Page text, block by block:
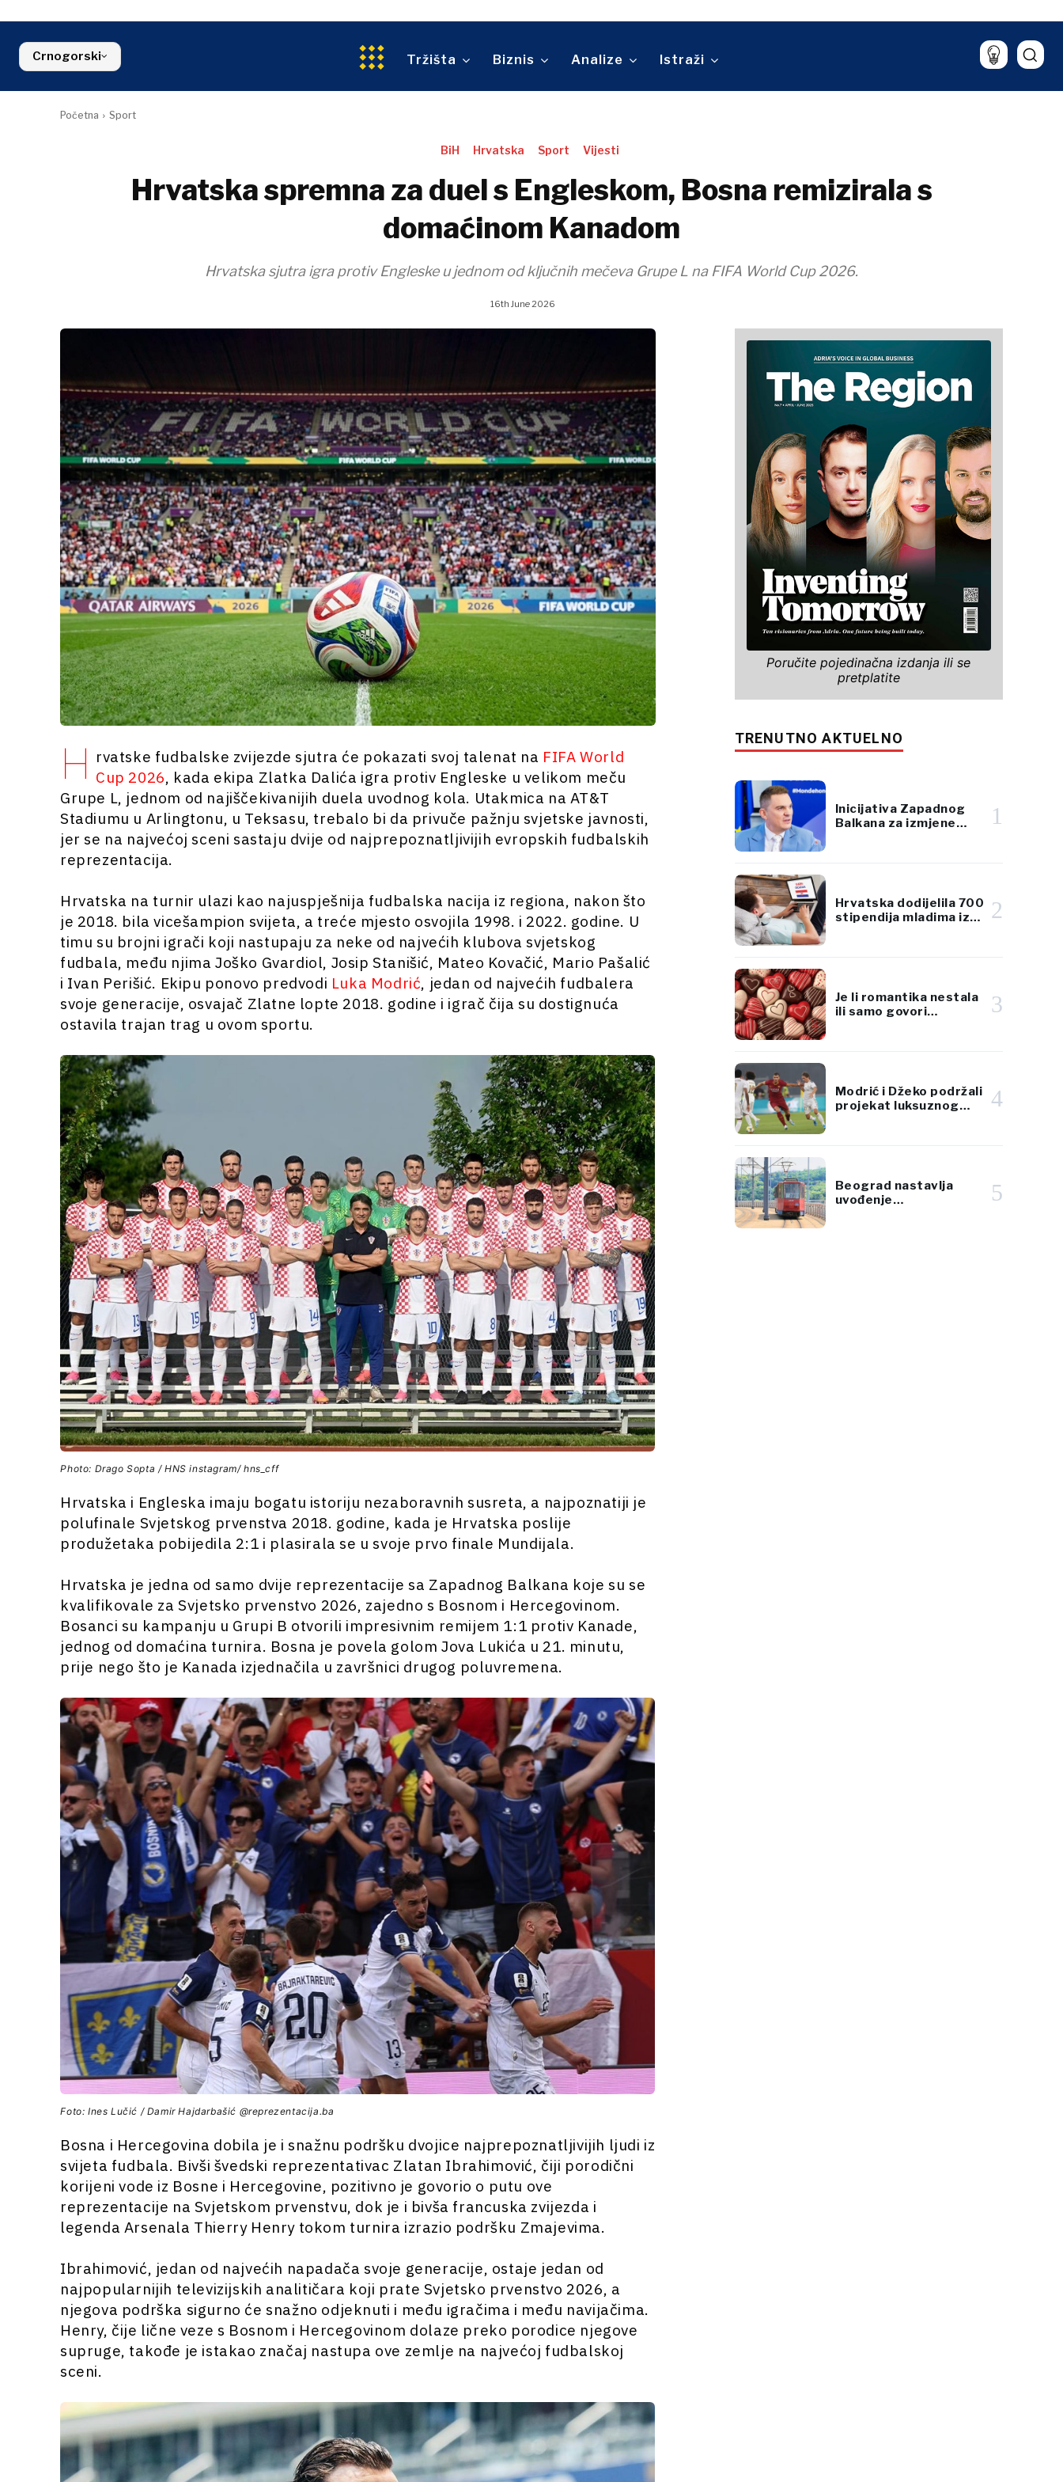
Kosovo*
Crna Gora
Sjeverna Makedonija
Industrijalci
Građevinarstvo
Održivost
Telekomunikacije
Svet
Sport
O nama Kontakt
Oglašavanje
Slovenija
sredina
Trgovina
O nama Kontakt Oglašavanje Pretplata
Crnogorski Tržišta Biznis Analize Istraži
Početna Sport
BiH Hrvatska Sport Vijesti
Hrvatska spremna za duel s Engleskom, Bosna remizirala s
domaćinom Kanadom
Hrvatska sjutra igra protiv Engleske u jednom od ključnih mečeva Grupe L na FIFA World Cup 2026.
16th June 2026
H rvatske fudbalske zvijezde sjutra će pokazati svoj talenat na FIFA World
Cup 2026, kada ekipa Zlatka Dalića igra protiv Engleske u velikom meču
Grupe L, jednom od najiščekivanijih duela uvodnog kola. Utakmica na AT&T
Stadiumu u Arlingtonu, u Teksasu, trebalo bi da privuče pažnju svjetske javnosti,
jer se na najvećoj sceni sastaju dvije od najprepoznatljivijih evropskih fudbalskih
reprezentacija.
Hrvatska na turnir ulazi kao najuspješnija fudbalska nacija iz regiona, nakon što
je 2018. bila vicešampion svijeta, a treće mjesto osvojila 1998. i 2022. godine. U
timu su brojni igrači koji nastupaju za neke od najvećih klubova svjetskog
fudbala, među njima Joško Gvardiol, Josip Stanišić, Mateo Kovačić, Mario Pašalić
i Ivan Perišić. Ekipu ponovo predvodi Luka Modrić, jedan od najvećih fudbalera
svoje generacije, osvajač Zlatne lopte 2018. godine i igrač čija su dostignuća
ostavila trajan trag u ovom sportu.
Photo: Drago Sopta / HNS instagram/ hns_cff
Hrvatska i Engleska imaju bogatu istoriju nezaboravnih susreta, a najpoznatiji je
polufinale Svjetskog prvenstva 2018. godine, kada je Hrvatska poslije
produžetaka pobijedila 2:1 i plasirala se u svoje prvo finale Mundijala.
Hrvatska je jedna od samo dvije reprezentacije sa Zapadnog Balkana koje su se
kvalifikovale za Svjetsko prvenstvo 2026, zajedno s Bosnom i Hercegovinom.
Bosanci su kampanju u Grupi B otvorili impresivnim remijem 1:1 protiv Kanade,
jednog od domaćina turnira. Bosna je povela golom Jova Lukića u 21. minutu,
prije nego što je Kanada izjednačila u završnici drugog poluvremena.
Foto: Ines Lučić / Damir Hajdarbašić @reprezentacija.ba
Bosna i Hercegovina dobila je i snažnu podršku dvojice najprepoznatljivijih ljudi iz
svijeta fudbala. Bivši švedski reprezentativac Zlatan Ibrahimović, čiji porodični
korijeni vode iz Bosne i Hercegovine, pozitivno je govorio o putu ove
reprezentacije na Svjetskom prvenstvu, dok je i bivša francuska zvijezda i
legenda Arsenala Thierry Henry tokom turnira izrazio podršku Zmajevima.
Ibrahimović, jedan od najvećih napadača svoje generacije, ostaje jedan od
najpopularnijih televizijskih analitičara koji prate Svjetsko prvenstvo 2026, a
njegova podrška sigurno će snažno odjeknuti i među igračima i među navijačima.
Henry, čije lične veze s Bosnom i Hercegovinom dolaze preko porodice njegove
supruge, takođe je istakao značaj nastupa ove zemlje na najvećoj fudbalskoj
sceni.
Poručite pojedinačna izdanja ili se
pretplatite
TRENUTNO AKTUELNO
Inicijativa Zapadnog
Balkana za izmjene
1
Hrvatska dodijelila 700
stipendija mladima iz
2
Je li romantika nestala
ili samo govori
3
Modrić i Džeko podržali
projekat luksuznog
4
Beograd nastavlja
uvođenje
5